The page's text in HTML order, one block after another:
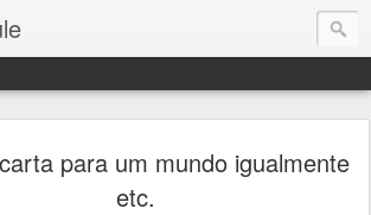
para um mundo igualmente
etc.